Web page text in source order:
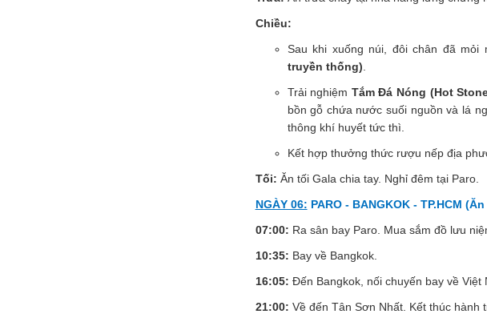
Chiều:
Sau khi xuống núi, đôi chân đã mỏi
truyền thống)
Trải nghiệm Tắm Đá Nóng (Hot
bồn gỗ chứa nước suối nguồn và lá
thông khí huyết tức thì.
Kết hợp thưởng thức rượu nếp địa
Tối: Ăn tối Gala chia tay. Nghỉ đêm tại Paro.
NGÀY 06: PARO - BANGKOK - TP.HCM
07:00: Ra sân bay Paro. Mua sắm đồ lưu
10:35: Bay về Bangkok.
16:05: Đến Bangkok, nối chuyến bay về Việt
21:00: Về đến Tân Sơn Nhất. Kết thúc hành